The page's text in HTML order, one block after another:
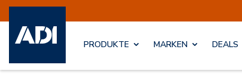
PRODUKTE MARKEN DEALS